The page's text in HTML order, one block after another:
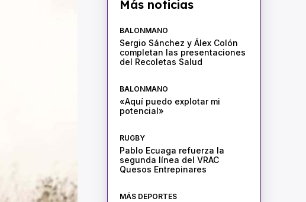
Más noticias
BALONMANO
Sergio Sánchez y Álex Colón
completan las presentaciones
del Recoletas Salud
BALONMANO
«Aquí puedo explotar mi
potencial»
RUGBY
Pablo Ecuaga refuerza la
segunda línea del VRAC
Quesos Entrepinares
MÁS DEPORTES